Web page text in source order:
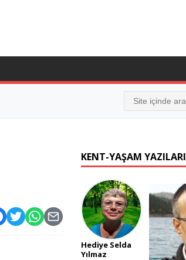
KENT-YAŞAM YAZILARI
Hediye Selda
Yılmaz